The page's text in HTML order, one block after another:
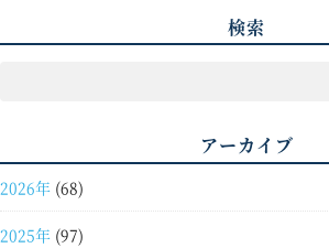
検索
アーカイブ
2026年 (68)
2025年 (97)